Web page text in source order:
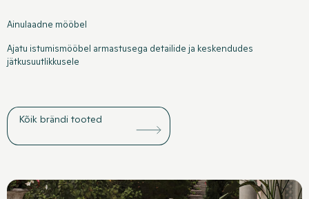
Ainulaadne mööbel
Ajatu istumismööbel armastusega detailide ja keskendudes
jätkusuutlikkusele
Kõik brändi tooted